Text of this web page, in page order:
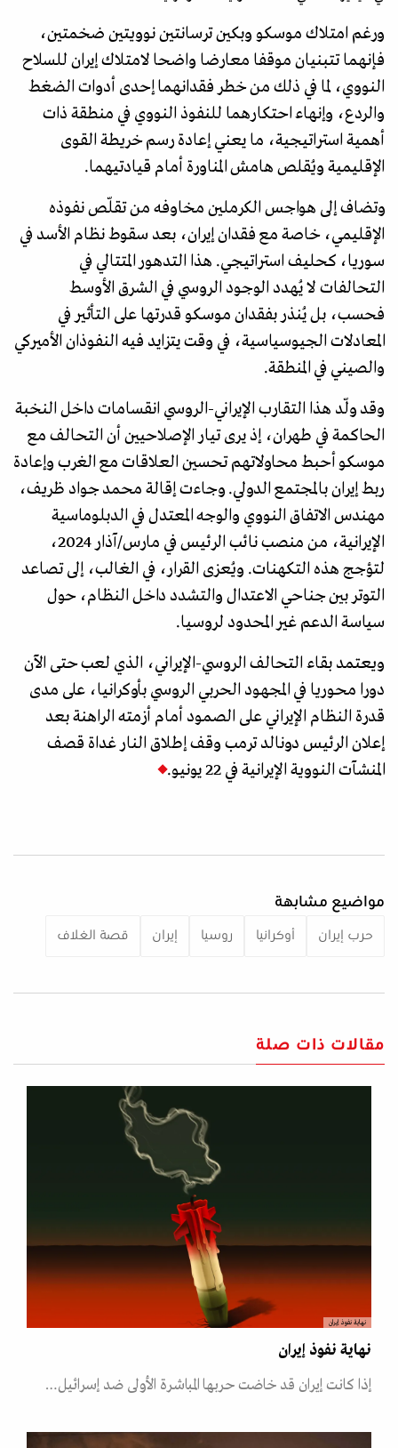
ورغم امتلاك موسكو وبكين ترسانتين نوويتين ضخمتين،
فإنهما تتبنيان موقفا معارضا واضحا لامتلاك إيران للسلاح
النووي، لما في ذلك من خطر فقدانهما إحدى أدوات الضغط
والردع، وإنهاء احتكارهما للنفوذ النووي في منطقة ذات
أهمية استراتيجية، ما يعني إعادة رسم خريطة القوى
الإقليمية ويُقلص هامش المناورة أمام قيادتيهما.
وتضاف إلى هواجس الكرملين مخاوفه من تقلّص نفوذه
الإقليمي، خاصة مع فقدان إيران، بعد سقوط نظام الأسد في
سوريا، كحليف استراتيجي. هذا التدهور المتتالي في
التحالفات لا يُهدد الوجود الروسي في الشرق الأوسط
فحسب، بل يُنذر بفقدان موسكو قدرتها على التأثير في
المعادلات الجيوسياسية، في وقت يتزايد فيه النفوذان الأميركي
والصيني في المنطقة.
وقد ولّد هذا التقارب الإيراني-الروسي انقسامات داخل النخبة
الحاكمة في طهران، إذ يرى تيار الإصلاحيين أن التحالف مع
موسكو أحبط محاولاتهم تحسين العلاقات مع الغرب وإعادة
ربط إيران بالمجتمع الدولي. وجاءت إقالة محمد جواد ظريف،
مهندس الاتفاق النووي والوجه المعتدل في الدبلوماسية
الإيرانية، من منصب نائب الرئيس في مارس/آذار 2024،
لتؤجج هذه التكهنات. ويُعزى القرار، في الغالب، إلى تصاعد
التوتر بين جناحي الاعتدال والتشدد داخل النظام، حول
سياسة الدعم غير المحدود لروسيا.
ويعتمد بقاء التحالف الروسي-الإيراني، الذي لعب حتى الآن
دورا محوريا في المجهود الحربي الروسي بأوكرانيا، على مدى
قدرة النظام الإيراني على الصمود أمام أزمته الراهنة بعد
إعلان الرئيس دونالد ترمب وقف إطلاق النار غداة قصف
المنشآت النووية الإيرانية في 22 يونيو.
مواضيع مشابهة
حرب إيران أوكرانيا روسيا إيران قصة الغلاف
مقالات ذات صلة
نهاية نفوذ إيران
نهاية نفوذ إيران
إذا كانت إيران قد خاضت حربها المباشرة الأولى ضد إسرائيل…